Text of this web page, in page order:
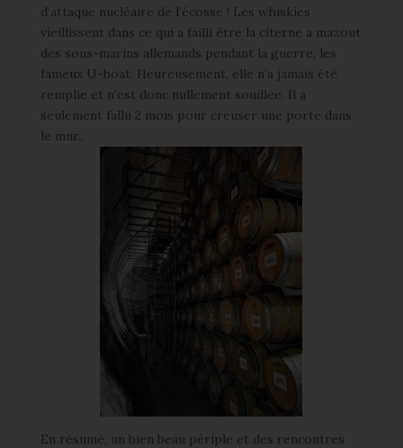
d’attaque nucléaire de l’écosse ! Les whiskies
vieillissent dans ce qui a failli être la citerne a mazout
des sous-marins allemands pendant la guerre, les
fameux U-boat. Heureusement, elle n’a jamais été
remplie et n’est donc nullement souillée. Il a
seulement fallu 2 mois pour creuser une porte dans
le mur..
En résumé, un bien beau périple et des rencontres